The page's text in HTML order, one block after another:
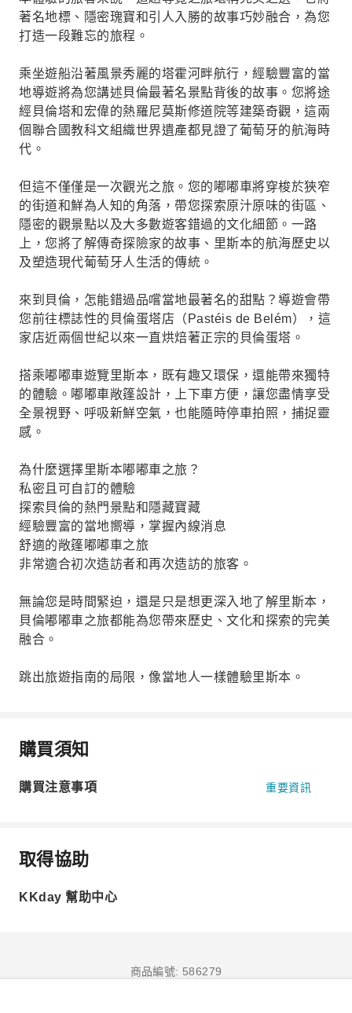
著名地標、隱密瑰寶和引人入勝的故事巧妙融合，為您
打造一段難忘的旅程。
乘坐遊船沿著風景秀麗的塔霍河畔航行，經驗豐富的當
地導遊將為您講述貝倫最著名景點背後的故事。您將途
經貝倫塔和宏偉的熱羅尼莫斯修道院等建築奇觀，這兩
個聯合國教科文組織世界遺產都見證了葡萄牙的航海時
代。
但這不僅僅是一次觀光之旅。您的嘟嘟車將穿梭於狹窄
的街道和鮮為人知的角落，帶您探索原汁原味的街區、
隱密的觀景點以及大多數遊客錯過的文化細節。一路
上，您將了解傳奇探險家的故事、里斯本的航海歷史以
及塑造現代葡萄牙人生活的傳統。
來到貝倫，怎能錯過品嚐當地最著名的甜點？導遊會帶
您前往標誌性的貝倫蛋塔店（Pastéis de Belém），這
家店近兩個世紀以來一直烘焙著正宗的貝倫蛋塔。
搭乘嘟嘟車遊覽里斯本，既有趣又環保，還能帶來獨特
的體驗。嘟嘟車敞篷設計，上下車方便，讓您盡情享受
全景視野、呼吸新鮮空氣，也能隨時停車拍照，捕捉靈
感。
為什麼選擇里斯本嘟嘟車之旅？
私密且可自訂的體驗
探索貝倫的熱門景點和隱藏寶藏
經驗豐富的當地嚮導，掌握內線消息
舒適的敞篷嘟嘟車之旅
非常適合初次造訪者和再次造訪的旅客。
無論您是時間緊迫，還是只是想更深入地了解里斯本，
貝倫嘟嘟車之旅都能為您帶來歷史、文化和探索的完美
融合。
跳出旅遊指南的局限，像當地人一樣體驗里斯本。
購買須知
購買注意事項 重要資訊
取得協助
KKday 幫助中心
商品編號: 586279